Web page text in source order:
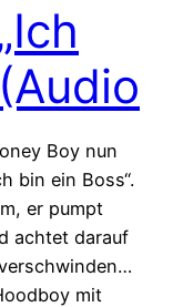
Boy nun
bin ein Boss“.
er pumpt
achtet darauf
mit